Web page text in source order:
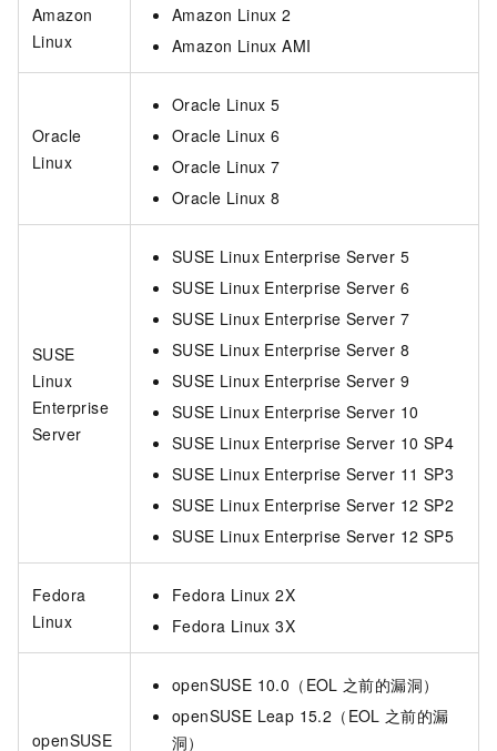
Amazon
Linux
Amazon Linux 2
Amazon Linux AMI
Oracle
Linux
Oracle Linux 5
Oracle Linux 6
Oracle Linux 7
Oracle Linux 8
SUSE
Linux
Enterprise
Server
SUSE Linux Enterprise Server 5
SUSE Linux Enterprise Server 6
SUSE Linux Enterprise Server 7
SUSE Linux Enterprise Server 8
SUSE Linux Enterprise Server 9
SUSE Linux Enterprise Server 10
SUSE Linux Enterprise Server 10 SP4
SUSE Linux Enterprise Server 11 SP3
SUSE Linux Enterprise Server 12 SP2
SUSE Linux Enterprise Server 12 SP5
Fedora
Linux
Fedora Linux 2X
Fedora Linux 3X
openSUSE
openSUSE 10.0（EOL 之前的漏洞）
openSUSE Leap 15.2（EOL 之前的漏
洞）